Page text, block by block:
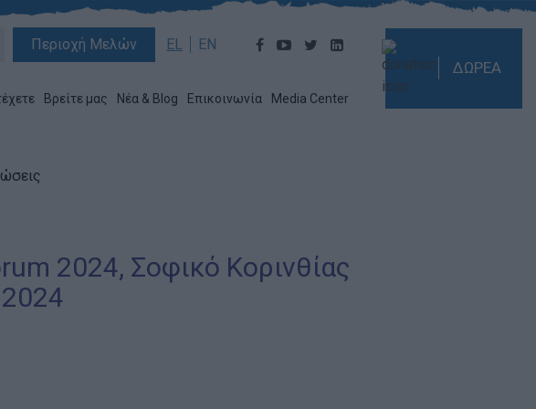
Περιοχή Μελών EL EN
Βρείτε μας Νέα & Blog Επικοινωνία Media Center
ΔΩΡΕΑ
2024, Σοφικό Κορινθίας